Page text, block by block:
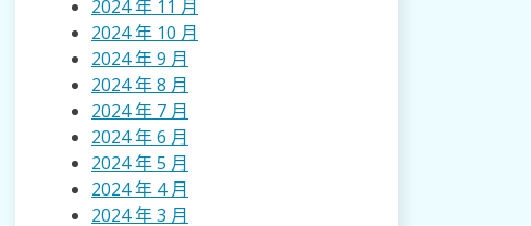
2024 年 11 月
2024 年 10 月
2024 年 9 月
2024 年 8 月
2024 年 7 月
2024 年 6 月
2024 年 5 月
2024 年 4 月
2024 年 3 月